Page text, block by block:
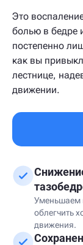
Это
болью в бедре
постепенно
как вы
лестнице,
движении.
Уменьшаем
облегчить
движения.